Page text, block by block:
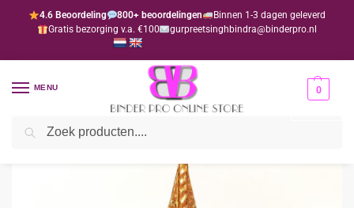
4.6 Beoordeling 800+ beoordelingen
Binnen 1-3 dagen geleverd
Gratis bezorging v.a. €100
gurpreetsinghbindra@binderpro.nl
MENU 0
Home Bedankjesafdeling